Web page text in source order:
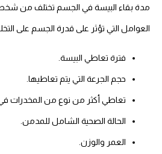
مدة بقاء البيسة في الجسم تختلف من
العوامل التي تؤثر على قدرة الجسم على
فترة تعاطي البيسة.
حجم الجرعة التي يتم تعاطيها.
تعاطي أكثر من نوع من المخدرات
الحالة الصحية الشامل للمدمن.
العمر والوزن.